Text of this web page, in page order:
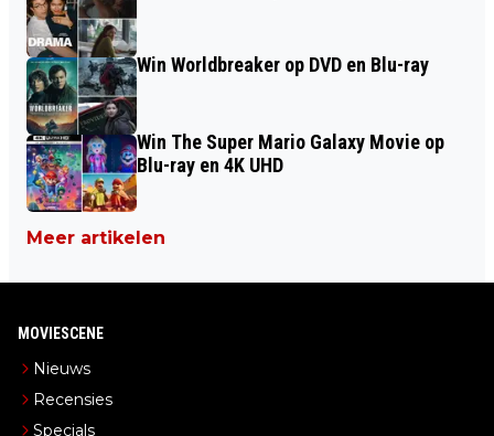
Win Worldbreaker op DVD en Blu-ray
Win The Super Mario Galaxy Movie op
Blu-ray en 4K UHD
Meer artikelen
MOVIESCENE
Nieuws
Recensies
Specials